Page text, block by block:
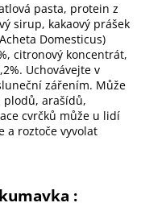
pasta, protein z
sirup, kakaový prášek
Domesticus)
citronový koncentrát,
Uchovávejte v
zářením. Může
plodů, arašídů,
cvrčků může u lidí
a roztoče vyvolat
: